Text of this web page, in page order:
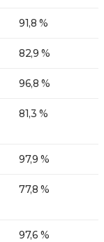
91,8 %
82,9 %
96,8 %
81,3 %
97,9 %
77,8 %
97,6 %